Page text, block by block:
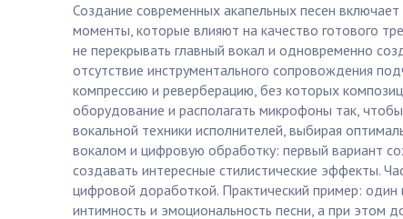
Создание современных акапельных песен
моменты, которые влияют на качество готового
не перекрывать главный вокал и одновременно
отсутствие инструментального сопровождения
компрессию и реверберацию, без которых
оборудование и располагать микрофоны так,
вокальной техники исполнителей, выбирая
вокалом и цифровую обработку: первый вариант
создавать интересные стилистические эффекты.
цифровой доработкой. Практический пример: один
интимность и эмоциональность песни, а при этом